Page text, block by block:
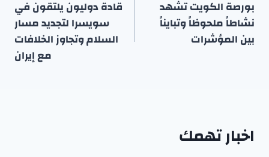
المقالات
بورصة الكويت تشهد
نشاطاً ملحوظاً وتبايناً
بين المؤشرات
قادة دوليون يلتقون في
سويسرا لتجديد مسار
السلام وتجاوز الخلافات
مع إيران
اخبار تهمك